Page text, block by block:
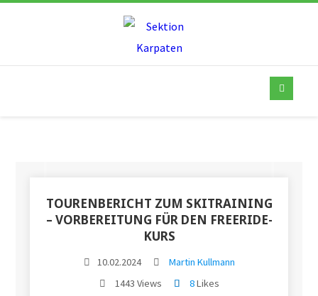
TOURENBERICHT ZUM SKITRAINING
– VORBEREITUNG FÜR DEN FREERIDE-
KURS
10.02.2024
Martin Kullmann
1443 Views
8Likes